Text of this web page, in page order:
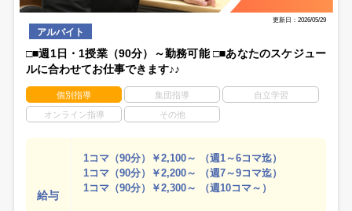
更新日：2026/05/29
アルバイト
□■週1日・1授業（90分）～勤務可能 □■あなたのスケジュー
ルに合わせてお仕事できます♪♪
個別指導 集団指導 自立学習
オンライン指導 その他
給与
1コマ（90分）￥2,100～ （週1～6コマ迄）
1コマ（90分）￥2,200～ （週7～9コマ迄）
1コマ（90分）￥2,300～ （週10コマ～）